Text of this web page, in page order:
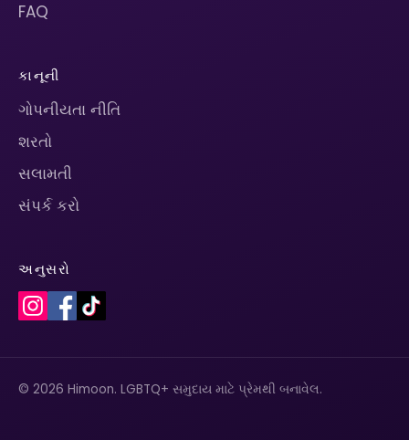
FAQ
કાનૂની
ગોપનીયતા નીતિ
શરતો
સલામતી
સંપર્ક કરો
અનુસરો
© 2026 Himoon. LGBTQ+ સમુદાય માટે પ્રેમથી બનાવેલ.